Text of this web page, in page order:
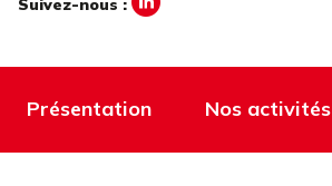
Suivez-nous :
Présentation Nos activités